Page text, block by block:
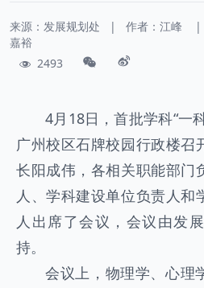
来源：发展规划处 | 作者： 江峰 |
嘉裕
2493
4月18日，首批学科“一
广州校区石牌校园行政楼召
长阳成伟，各相关职能部门
人、学科建设单位负责人和
人出席了会议，会议由发
持。
会议上，物理学、心理